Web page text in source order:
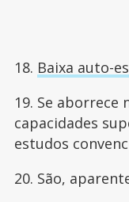
18. Baixa auto-
19. Se aborrece
capacidades
estudos
20. São,